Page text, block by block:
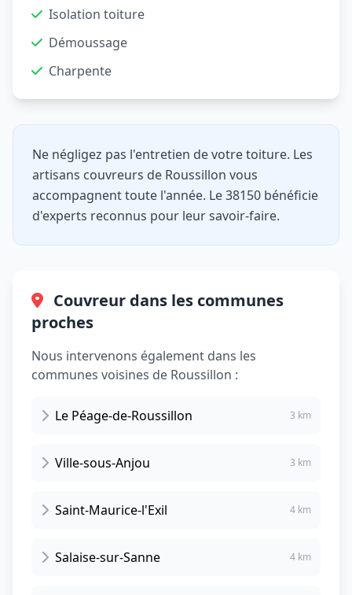
Isolation toiture
Démoussage
Charpente
Ne négligez pas l'entretien de votre toiture. Les
artisans couvreurs de Roussillon vous
accompagnent toute l'année. Le 38150 bénéficie
d'experts reconnus pour leur savoir-faire.
Couvreur dans les communes
proches
Nous intervenons également dans les
communes voisines de Roussillon :
Le Péage-de-Roussillon 3 km
Ville-sous-Anjou 3 km
Saint-Maurice-l'Exil 4 km
Salaise-sur-Sanne 4 km